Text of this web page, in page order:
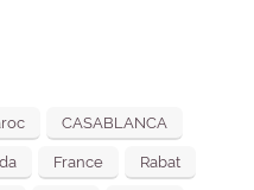
CASABLANCA
France Rabat